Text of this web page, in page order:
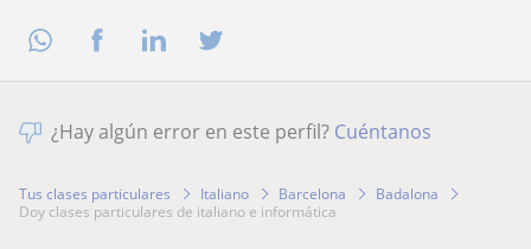
¿Hay algún error en este perfil? Cuéntanos
Tus clases particulares Italiano Barcelona
Badalona
doy clases particulares de italiano e informática